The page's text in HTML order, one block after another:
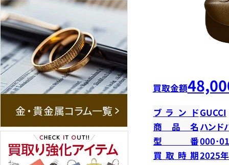
買取金額
ブランドGUCCI
商品名 ハンド
型番000･
買取時期2025